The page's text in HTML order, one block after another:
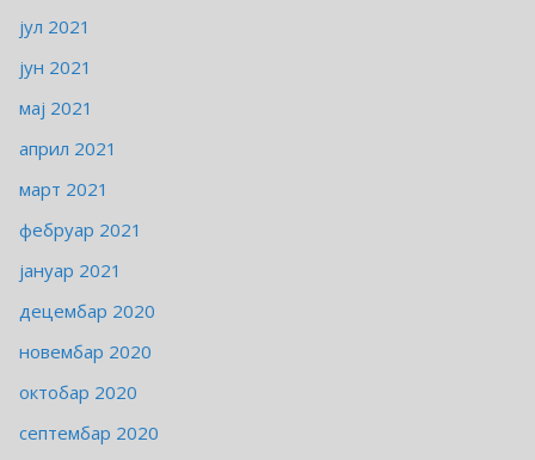
јул 2021
јун 2021
мај 2021
април 2021
март 2021
фебруар 2021
јануар 2021
децембар 2020
новембар 2020
октобар 2020
септембар 2020